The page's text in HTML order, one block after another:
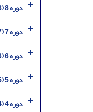
دوره 8 (1398)
دوره 7 (1397)
دوره 6 (1396)
دوره 5 (1395)
دوره 4 (1394)